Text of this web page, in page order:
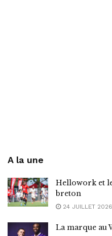
A la une
Hellowork et
breton
24 JUILLET 2026
La marque au